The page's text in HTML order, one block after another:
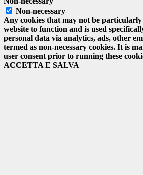
Non-necessary
Any cookies that may not be particularly
website to function and is used
personal data via analytics, ads, other
termed as non-necessary cookies. It is
user consent prior to running these
ACCETTA E SALVA